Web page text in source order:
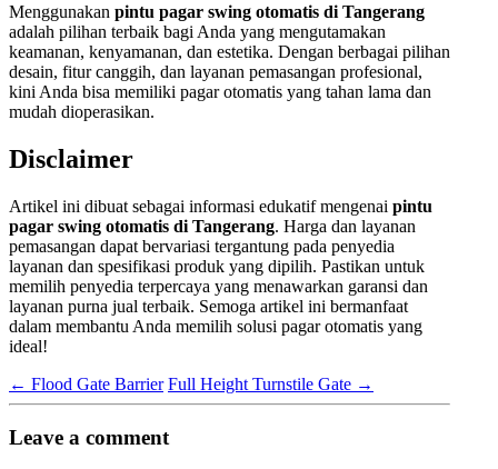
Menggunakan pintu pagar swing otomatis di Tangerang
adalah pilihan terbaik bagi Anda yang mengutamakan
keamanan, kenyamanan, dan estetika. Dengan berbagai pilihan
desain, fitur canggih, dan layanan pemasangan profesional,
kini Anda bisa memiliki pagar otomatis yang tahan lama dan
mudah dioperasikan.
Disclaimer
Artikel ini dibuat sebagai informasi edukatif mengenai pintu
pagar swing otomatis di Tangerang. Harga dan layanan
pemasangan dapat bervariasi tergantung pada penyedia
layanan dan spesifikasi produk yang dipilih. Pastikan untuk
memilih penyedia terpercaya yang menawarkan garansi dan
layanan purna jual terbaik. Semoga artikel ini bermanfaat
dalam membantu Anda memilih solusi pagar otomatis yang
ideal!
← Flood Gate Barrier Full Height Turnstile Gate →
Leave a comment